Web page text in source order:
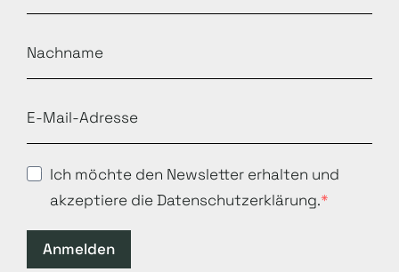
Ich möchte den Newsletter erhalten und
akzeptiere die Datenschutzerklärung.
Anmelden